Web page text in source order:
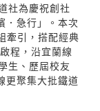
社為慶祝創社
．急行」。本次
牽引，搭配經典
程，沿宜蘭線
生、歷屆校友
更聚集大批鐵道